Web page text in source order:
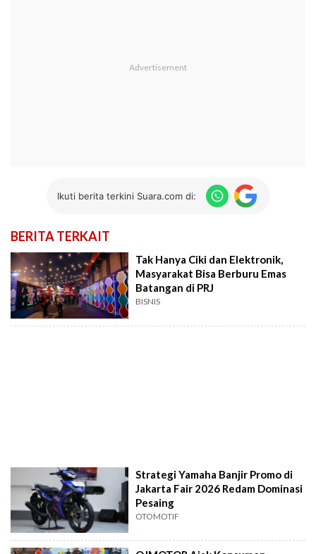
Ikuti berita terkini Suara.com di:
BERITA TERKAIT
Tak Hanya Ciki dan Elektronik,
Masyarakat Bisa Berburu Emas
Batangan di PRJ
BISNIS
Strategi Yamaha Banjir Promo di
Jakarta Fair 2026 Redam Dominasi
Pesaing
OTOMOTIF